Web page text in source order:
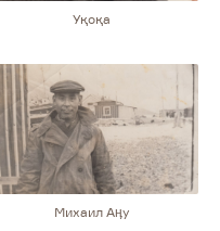
Уқоқа
Михаил Аӊу